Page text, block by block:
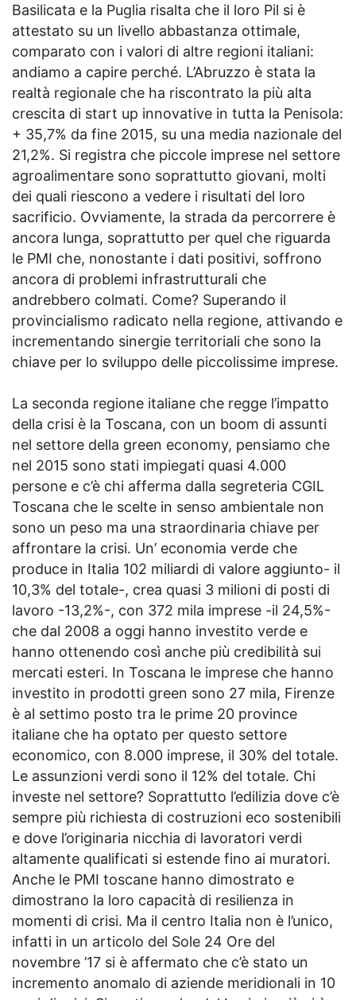
Basilicata e la Puglia risalta che il loro Pil si è
attestato su un livello abbastanza ottimale,
comparato con i valori di altre regioni italiani:
andiamo a capire perché. L’Abruzzo è stata la
realtà regionale che ha riscontrato la più alta
crescita di start up innovative in tutta la Penisola:
+ 35,7% da fine 2015, su una media nazionale del
21,2%. Si registra che piccole imprese nel settore
agroalimentare sono soprattutto giovani, molti
dei quali riescono a vedere i risultati del loro
sacrificio. Ovviamente, la strada da percorrere è
ancora lunga, soprattutto per quel che riguarda
le PMI che, nonostante i dati positivi, soffrono
ancora di problemi infrastrutturali che
andrebbero colmati. Come? Superando il
provincialismo radicato nella regione, attivando e
incrementando sinergie territoriali che sono la
chiave per lo sviluppo delle piccolissime imprese.
La seconda regione italiane che regge l’impatto
della crisi è la Toscana, con un boom di assunti
nel settore della green economy, pensiamo che
nel 2015 sono stati impiegati quasi 4.000
persone e c’è chi afferma dalla segreteria CGIL
Toscana che le scelte in senso ambientale non
sono un peso ma una straordinaria chiave per
affrontare la crisi. Un’ economia verde che
produce in Italia 102 miliardi di valore aggiunto- il
10,3% del totale-, crea quasi 3 milioni di posti di
lavoro -13,2%-, con 372 mila imprese -il 24,5%-
che dal 2008 a oggi hanno investito verde e
hanno ottenendo così anche più credibilità sui
mercati esteri. In Toscana le imprese che hanno
investito in prodotti green sono 27 mila, Firenze
è al settimo posto tra le prime 20 province
italiane che ha optato per questo settore
economico, con 8.000 imprese, il 30% del totale.
Le assunzioni verdi sono il 12% del totale. Chi
investe nel settore? Soprattutto l’edilizia dove c’è
sempre più richiesta di costruzioni eco sostenibili
e dove l’originaria nicchia di lavoratori verdi
altamente qualificati si estende fino ai muratori.
Anche le PMI toscane hanno dimostrato e
dimostrano la loro capacità di resilienza in
momenti di crisi. Ma il centro Italia non è l’unico,
infatti in un articolo del Sole 24 Ore del
novembre ’17 si è affermato che c’è stato un
incremento anomalo di aziende meridionali in 10